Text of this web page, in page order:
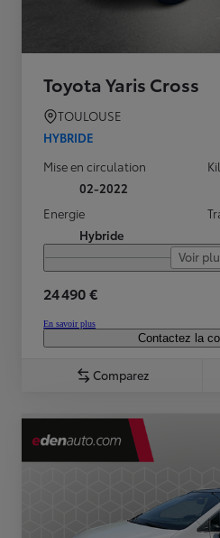
Toyota Yaris Cross
TOULOUSE
HYBRIDE
Mise en circulation
02-2022
Energie
Hybride
Voir
24 490 €
En savoir plus
Contactez la
Comparez